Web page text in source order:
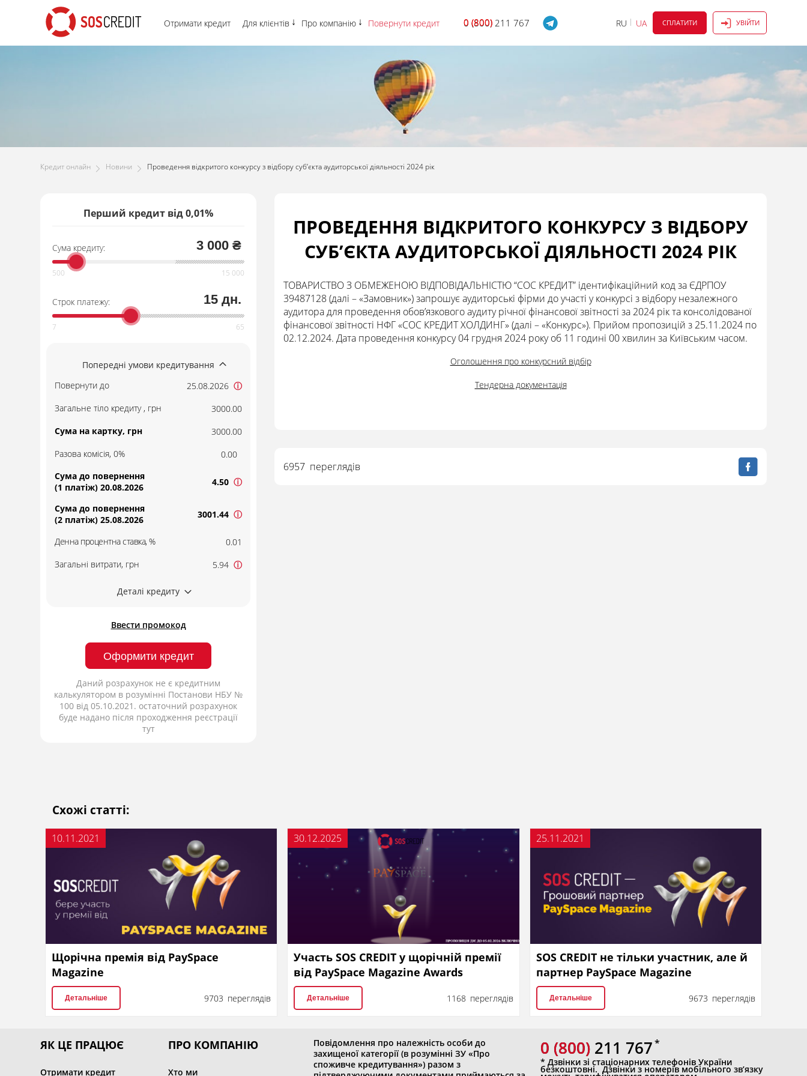
Отримати кредит Для клієнтів Про компанію Повернути кредит 0 (800)
0 (800) 211 767 RU UA СПЛАТИТИ УВІЙТИ
Кредит онлайн Новини Проведення відкритого конкурсу з відбору суб’єкта аудиторської діяльності 2024 рік
Перший кредит від 0,01%
Сума кредиту: 3 000 ₴
Строк платежу: 15 дн.
Попередні умови кредитування
Повернути до
25.08.2026 ⓘ
Загальне тіло кредиту , грн
3000.00
Сума на картку, грн
3000.00
Разова комісія, 0%
0.00
Сума до повернення
(1 платіж) 20.08.2026
4.50 ⓘ
Сума до повернення
(2 платіж) 25.08.2026
3001.44 ⓘ
Денна процентна ставка, %
0.01
Загальні витрати, грн
5.94 ⓘ
Деталі кредиту
Ввести промокод
Оформити кредит
Даний розрахунок не є кредитним
калькулятором в розумінні Постанови НБУ №
100 від 05.10.2021. остаточний розрахунок
буде надано після проходження реєстрації
тут
ПРОВЕДЕННЯ ВІДКРИТОГО КОНКУРСУ З ВІДБОРУ
СУБ’ЄКТА АУДИТОРСЬКОЇ ДІЯЛЬНОСТІ 2024 РІК
ТОВАРИСТВО З ОБМЕЖЕНОЮ ВІДПОВІДАЛЬНІСТЮ “СОС КРЕДИТ” ідентифікаційний код за ЄДРПОУ
39487128 (далі – «Замовник») запрошує аудиторські фірми до участі у конкурсі з відбору незалежного
аудитора для проведення обов’язкового аудиту річної фінансової звітності за 2024 рік та консолідованої
фінансової звітності НФГ «СОС КРЕДИТ ХОЛДИНГ» (далі – «Конкурс»). Прийом пропозицій з 25.11.2024 по
02.12.2024. Дата проведення конкурсу 04 грудня 2024 року об 11 годині 00 хвилин за Київським часом.
Оголошення про конкурсний відбір
Тендерна документація
6957 переглядів
Схожі статті:
10.11.2021
Щорічна премія від PaySpace
Magazine
Детальніше 9703 переглядів
30.12.2025
Участь SOS CREDIT у щорічній премії
від PaySpace Magazine Awards
Детальніше 1168 переглядів
25.11.2021
SOS CREDIT не тільки участник, але й
партнер PaySpace Magazine
Детальніше 9673 переглядів
ЯК ЦЕ ПРАЦЮЄ
Отримати кредит
ПРО КОМПАНІЮ
Хто ми
Повідомлення про належність особи до
захищеної категорії (в розумінні ЗУ «Про
споживче кредитування») разом з
0 (800)
0 (800) 211 767
* Дзвінки зі стаціонарних телефонів України
безкоштовні. Дзвінки з номерів мобільного зв’язку